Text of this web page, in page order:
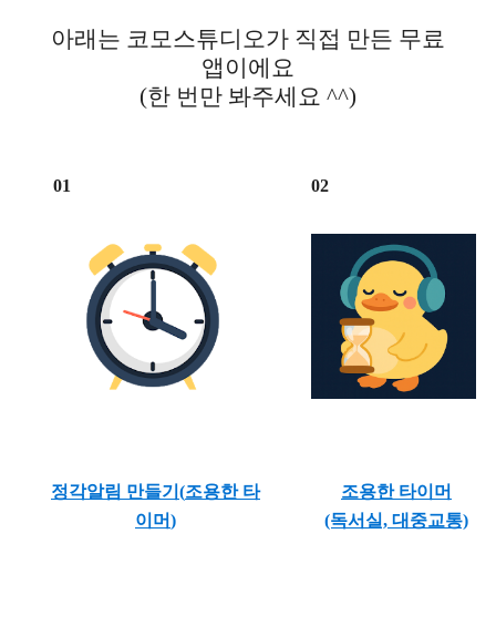
아래는 코모스튜디오가 직접 만든 무료
앱이에요
(한 번만 봐주세요 ^^)
01 02
정각알림 만들기(조용한 타
이머)
조용한 타이머
(독서실, 대중교통)